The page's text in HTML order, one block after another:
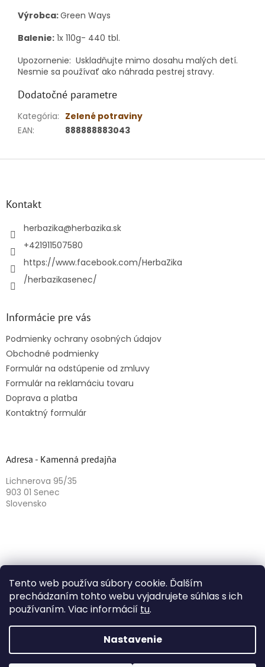
Tento web používa súbory cookie. Ďalším
prechádzaním tohto webu vyjadrujete súhlas s ich
používaním. Viac informácií tu.
Nastavenie
Výrobca:Green Ways
Balenie: 1x 110g- 440 tbl.
Upozornenie: Uskladňujte mimo dosahu malých detí.
Nesmie sa používať ako náhrada pestrej stravy.
Dodatočné parametre
Kategória: Zelené potraviny
EAN: 888888883043
Kontakt
herbazika@herbazika.sk
+421911507580
https://www.facebook.com/HerbaZika
/herbazikasenec/
Informácie pre vás
Podmienky ochrany osobných údajov
Obchodné podmienky
Formulár na odstúpenie od zmluvy
Formulár na reklamáciu tovaru
Doprava a platba
Kontaktný formulár
Adresa - Kamenná predajňa
Lichnerova 95/35
903 01 Senec
Slovensko